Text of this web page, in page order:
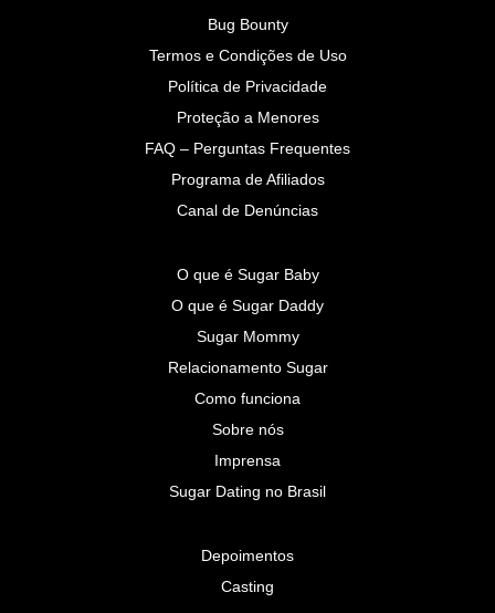
Bug Bounty
Termos e Condições de Uso
Política de Privacidade
Proteção a Menores
FAQ – Perguntas Frequentes
Programa de Afiliados
Canal de Denúncias
O que é Sugar Baby
O que é Sugar Daddy
Sugar Mommy
Relacionamento Sugar
Como funciona
Sobre nós
Imprensa
Sugar Dating no Brasil
Depoimentos
Casting